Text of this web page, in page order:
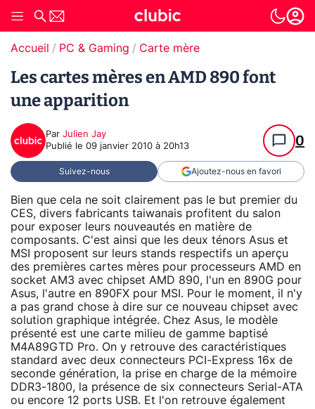
Accueil PC & Gaming Carte mère
Les cartes mères en AMD 890 font
une apparition
Par Julien Jay
Publié le 09 janvier 2010 à 20h13 0
Suivez-nous Ajoutez-nous en favori
Bien que cela ne soit clairement pas le but premier du
CES, divers fabricants taiwanais profitent du salon
pour exposer leurs nouveautés en matière de
composants. C'est ainsi que les deux ténors Asus et
MSI proposent sur leurs stands respectifs un aperçu
des premières cartes mères pour processeurs AMD en
socket AM3 avec chipset AMD 890, l'un en 890G pour
Asus, l'autre en 890FX pour MSI. Pour le moment, il n'y
a pas grand chose à dire sur ce nouveau chipset avec
solution graphique intégrée. Chez Asus, le modèle
présenté est une carte milieu de gamme baptisé
M4A89GTD Pro. On y retrouve des caractéristiques
standard avec deux connecteurs PCI-Express 16x de
seconde génération, la prise en charge de la mémoire
DDR3-1800, la présence de six connecteurs Serial-ATA
ou encore 12 ports USB. Et l'on retrouve également